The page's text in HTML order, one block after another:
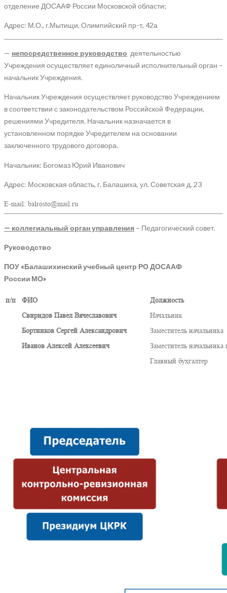
отделение ДОСААФ России Московской области;
Адрес: М.О., г.Мытищи, Олимпийский пр-т, 42а
— непосредственное руководство деятельностью
Учреждения осуществляет единоличный исполнительный орган –
начальник Учреждения.
Начальник Учреждения осуществляет руководство Учреждением
в соответствии с законодательством Российской Федерации,
решениями Учредителя. Начальник назначается в
установленном порядке Учредителем на основании
заключенного трудового договора.
Начальник: Богомаз Юрий Иванович
Адрес: Московская область, г. Балашиха, ул. Советская д. 23
E-mail: balrosto@mail.ru
— коллегиальный орган управления – Педагогический совет.
Руководство
ПОУ «Балашихинскийучебный центр РО ДОСААФ
России МО»
п/п ФИО
Должность
Свиридов Павел Вячеславович
Начальник
Бортников Сергей Александрович
Заместитель начальника
Иванов Алексей Алексеевич
Заместитель начальника
Главный бухгалтер